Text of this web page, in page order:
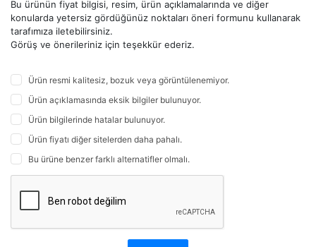
Bu ürünün fiyat bilgisi, resim, ürün açıklamalarında ve diğer
konularda yetersiz gördüğünüz noktaları öneri formunu kullanarak
tarafımıza iletebilirsiniz.
Görüş ve önerileriniz için teşekkür ederiz.
Ürün resmi kalitesiz, bozuk veya görüntülenemiyor.
Ürün açıklamasında eksik bilgiler bulunuyor.
Ürün bilgilerinde hatalar bulunuyor.
Ürün fiyatı diğer sitelerden daha pahalı.
Bu ürüne benzer farklı alternatifler olmalı.